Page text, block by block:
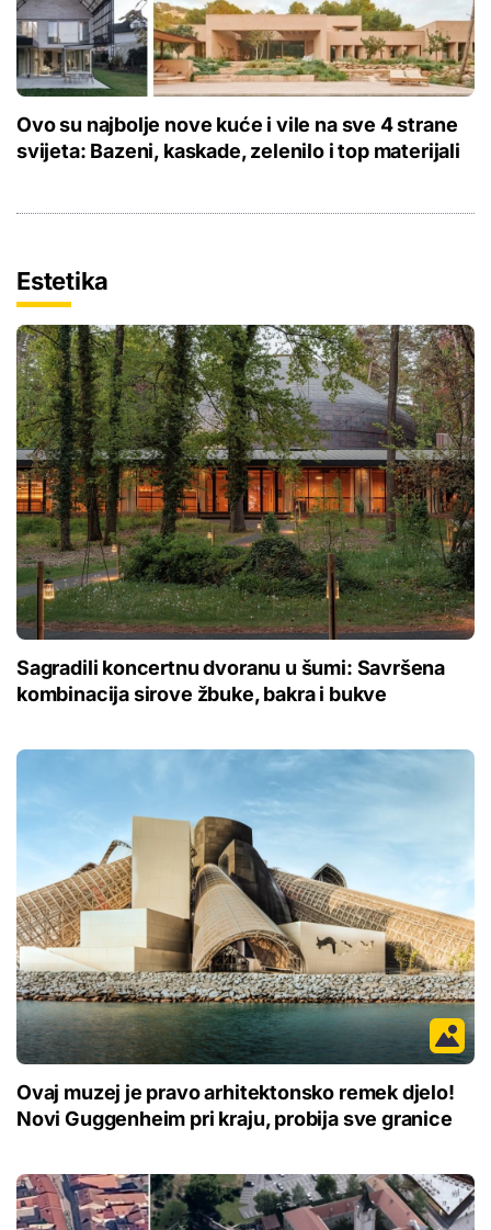
Ovo su najbolje nove kuće i vile na sve 4 strane
svijeta: Bazeni, kaskade, zelenilo i top materijali
Estetika
Sagradili koncertnu dvoranu u šumi: Savršena
kombinacija sirove žbuke, bakra i bukve
Ovaj muzej je pravo arhitektonsko remek djelo!
Novi Guggenheim pri kraju, probija sve granice